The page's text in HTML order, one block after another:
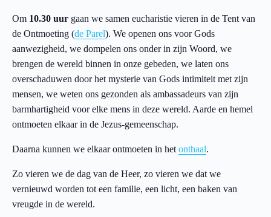
Om 10.30 uur gaan we samen eucharistie vieren in de Tent van
de Ontmoeting (de Parel). We openen ons voor Gods
aanwezigheid, we dompelen ons onder in zijn Woord, we
brengen de wereld binnen in onze gebeden, we laten ons
overschaduwen door het mysterie van Gods intimiteit met zijn
mensen, we weten ons gezonden als ambassadeurs van zijn
barmhartigheid voor elke mens in deze wereld. Aarde en hemel
ontmoeten elkaar in de Jezus-gemeenschap.
Daarna kunnen we elkaar ontmoeten in het onthaal.
Zo vieren we de dag van de Heer, zo vieren we dat we
vernieuwd worden tot een familie, een licht, een baken van
vreugde in de wereld.